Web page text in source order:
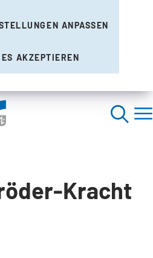
ANPASSEN
AKZEPTIEREN
Kracht